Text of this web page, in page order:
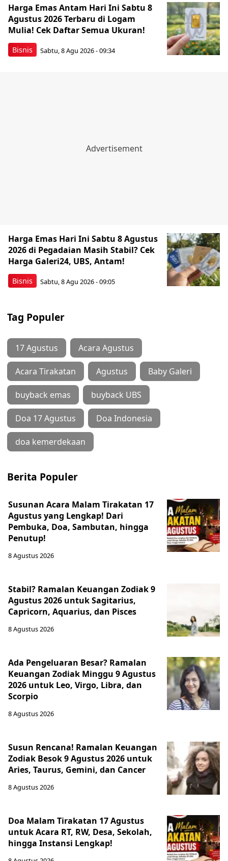
Bisnis
Harga Emas Antam Hari Ini Sabtu 8
Agustus 2026 Terbaru di Logam
Mulia! Cek Daftar Semua Ukuran!
Sabtu, 8 Agu 2026 - 09:34
Bisnis
Harga Emas Hari Ini Sabtu 8 Agustus
2026 di Pegadaian Masih Stabil? Cek
Harga Galeri24, UBS, Antam!
Sabtu, 8 Agu 2026 - 09:05
Tag Populer
17 Agustus Acara Agustus
Acara Tirakatan Agustus Baby Galeri
buyback emas buyback UBS
Doa 17 Agustus Doa Indonesia
doa kemerdekaan
Berita Populer
Susunan Acara Malam Tirakatan 17
Agustus yang Lengkap! Dari
Pembuka, Doa, Sambutan, hingga
Penutup!
8 Agustus 2026
Stabil? Ramalan Keuangan Zodiak 9
Agustus 2026 untuk Sagitarius,
Capricorn, Aquarius, dan Pisces
8 Agustus 2026
Ada Pengeluaran Besar? Ramalan
Keuangan Zodiak Minggu 9 Agustus
2026 untuk Leo, Virgo, Libra, dan
Scorpio
8 Agustus 2026
Susun Rencana! Ramalan Keuangan
Zodiak Besok 9 Agustus 2026 untuk
Aries, Taurus, Gemini, dan Cancer
8 Agustus 2026
Doa Malam Tirakatan 17 Agustus
untuk Acara RT, RW, Desa, Sekolah,
hingga Instansi Lengkap!